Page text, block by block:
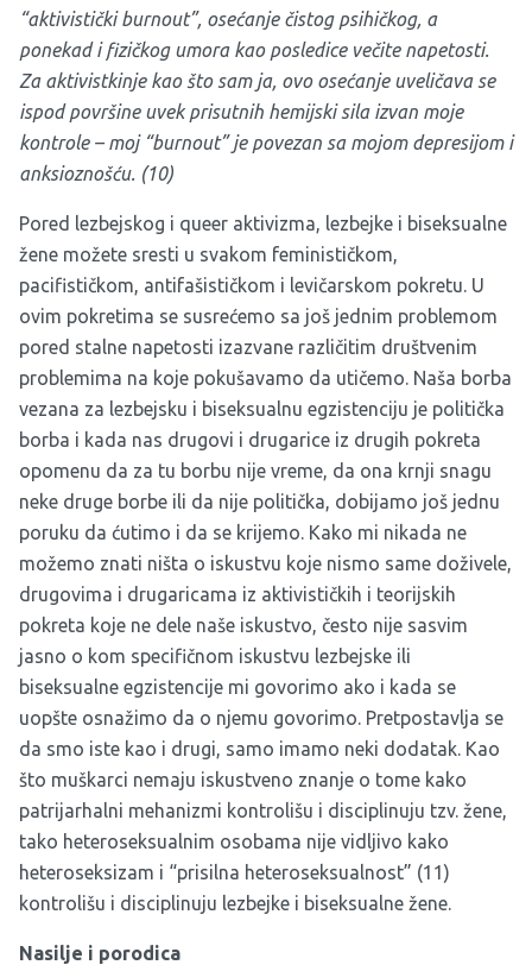
“aktivistički burnout”, osećanje čistog psihičkog, a
ponekad i fizičkog umora kao posledice večite napetosti.
Za aktivistkinje kao što sam ja, ovo osećanje uveličava se
ispod površine uvek prisutnih hemijski sila izvan moje
kontrole – moj “burnout” je povezan sa mojom depresijom i
anksioznošću. (10)
Pored lezbejskog i queer aktivizma, lezbejke i biseksualne
žene možete sresti u svakom feminističkom,
pacifističkom, antifašističkom i levičarskom pokretu. U
ovim pokretima se susrećemo sa još jednim problemom
pored stalne napetosti izazvane različitim društvenim
problemima na koje pokušavamo da utičemo. Naša borba
vezana za lezbejsku i biseksualnu egzistenciju je politička
borba i kada nas drugovi i drugarice iz drugih pokreta
opomenu da za tu borbu nije vreme, da ona krnji snagu
neke druge borbe ili da nije politička, dobijamo još jednu
poruku da ćutimo i da se krijemo. Kako mi nikada ne
možemo znati ništa o iskustvu koje nismo same doživele,
drugovima i drugaricama iz aktivističkih i teorijskih
pokreta koje ne dele naše iskustvo, često nije sasvim
jasno o kom specifičnom iskustvu lezbejske ili
biseksualne egzistencije mi govorimo ako i kada se
uopšte osnažimo da o njemu govorimo. Pretpostavlja se
da smo iste kao i drugi, samo imamo neki dodatak. Kao
što muškarci nemaju iskustveno znanje o tome kako
patrijarhalni mehanizmi kontrolišu i disciplinuju tzv. žene,
tako heteroseksualnim osobama nije vidljivo kako
heteroseksizam i “prisilna heteroseksualnost” (11)
kontrolišu i disciplinuju lezbejke i biseksualne žene.
Nasilje i porodica